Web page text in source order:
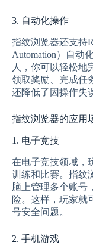
3. 自动化操作
指纹浏览器还支持
Automation）自动
人，你可以轻松地
领取奖励、完成任
还降低了因操作失
指纹浏览器的应用
1. 电子竞技
在电子竞技领域，
训练和比赛。指纹
脑上管理多个账号
险。这样，玩家就
号安全问题。
2. 手机游戏